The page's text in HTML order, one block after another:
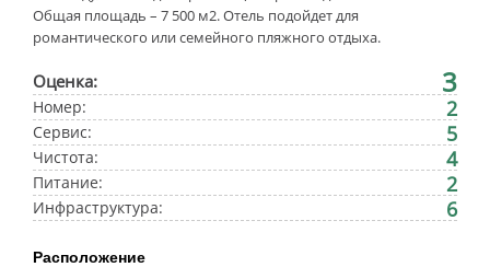
Общая площадь – 7 500 м2. Отель подойдет для
романтического или семейного пляжного отдыха.
Оценка: 3
Номер: 2
Сервис: 5
Чистота: 4
Питание: 2
Инфраструктура: 6
Расположение